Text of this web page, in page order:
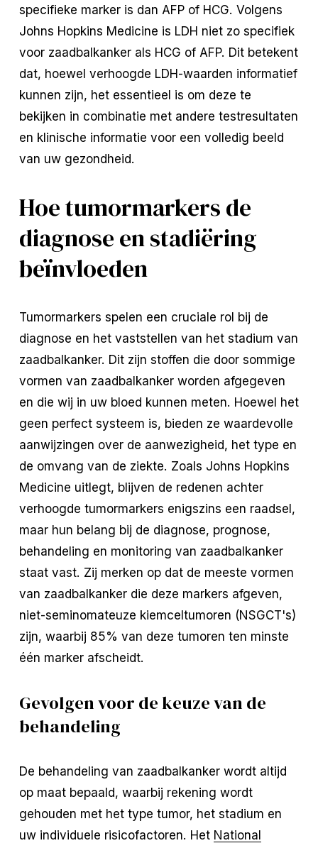
specifieke marker is dan AFP of HCG. Volgens
Johns Hopkins Medicine is LDH niet zo specifiek
voor zaadbalkanker als HCG of AFP. Dit betekent
dat, hoewel verhoogde LDH-waarden informatief
kunnen zijn, het essentieel is om deze te
bekijken in combinatie met andere testresultaten
en klinische informatie voor een volledig beeld
van uw gezondheid.
Hoe tumormarkers de
diagnose en stadiëring
beïnvloeden
Tumormarkers spelen een cruciale rol bij de
diagnose en het vaststellen van het stadium van
zaadbalkanker. Dit zijn stoffen die door sommige
vormen van zaadbalkanker worden afgegeven
en die wij in uw bloed kunnen meten. Hoewel het
geen perfect systeem is, bieden ze waardevolle
aanwijzingen over de aanwezigheid, het type en
de omvang van de ziekte. Zoals Johns Hopkins
Medicine uitlegt, blijven de redenen achter
verhoogde tumormarkers enigszins een raadsel,
maar hun belang bij de diagnose, prognose,
behandeling en monitoring van zaadbalkanker
staat vast. Zij merken op dat de meeste vormen
van zaadbalkanker die deze markers afgeven,
niet-seminomateuze kiemceltumoren (NSGCT's)
zijn, waarbij 85% van deze tumoren ten minste
één marker afscheidt.
Gevolgen voor de keuze van de
behandeling
De behandeling van zaadbalkanker wordt altijd
op maat bepaald, waarbij rekening wordt
gehouden met het type tumor, het stadium en
uw individuele risicofactoren. Het National